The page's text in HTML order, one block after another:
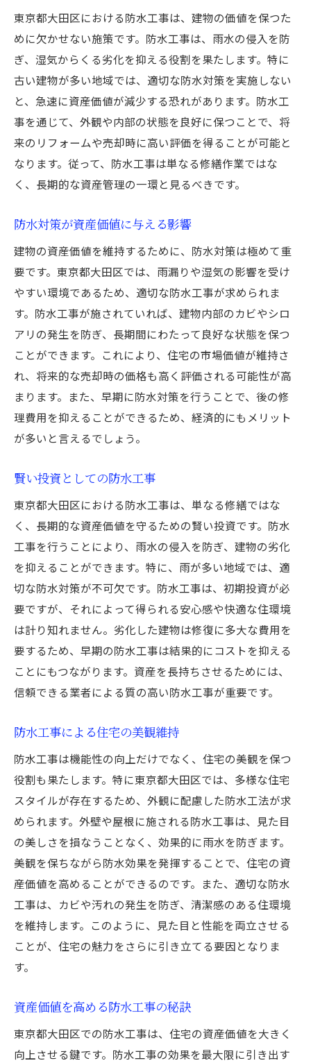
東京都大田区における防水工事は、建物の価値を保つた
めに欠かせない施策です。防水工事は、雨水の侵入を防
ぎ、湿気からくる劣化を抑える役割を果たします。特に
古い建物が多い地域では、適切な防水対策を実施しない
と、急速に資産価値が減少する恐れがあります。防水工
事を通じて、外観や内部の状態を良好に保つことで、将
来のリフォームや売却時に高い評価を得ることが可能と
なります。従って、防水工事は単なる修繕作業ではな
く、長期的な資産管理の一環と見るべきです。
防水対策が資産価値に与える影響
建物の資産価値を維持するために、防水対策は極めて重
要です。東京都大田区では、雨漏りや湿気の影響を受け
やすい環境であるため、適切な防水工事が求められま
す。防水工事が施されていれば、建物内部のカビやシロ
アリの発生を防ぎ、長期間にわたって良好な状態を保つ
ことができます。これにより、住宅の市場価値が維持さ
れ、将来的な売却時の価格も高く評価される可能性が高
まります。また、早期に防水対策を行うことで、後の修
理費用を抑えることができるため、経済的にもメリット
が多いと言えるでしょう。
賢い投資としての防水工事
東京都大田区における防水工事は、単なる修繕ではな
く、長期的な資産価値を守るための賢い投資です。防水
工事を行うことにより、雨水の侵入を防ぎ、建物の劣化
を抑えることができます。特に、雨が多い地域では、適
切な防水対策が不可欠です。防水工事は、初期投資が必
要ですが、それによって得られる安心感や快適な住環境
は計り知れません。劣化した建物は修復に多大な費用を
要するため、早期の防水工事は結果的にコストを抑える
ことにもつながります。資産を長持ちさせるためには、
信頼できる業者による質の高い防水工事が重要です。
防水工事による住宅の美観維持
防水工事は機能性の向上だけでなく、住宅の美観を保つ
役割も果たします。特に東京都大田区では、多様な住宅
スタイルが存在するため、外観に配慮した防水工法が求
められます。外壁や屋根に施される防水工事は、見た目
の美しさを損なうことなく、効果的に雨水を防ぎます。
美観を保ちながら防水効果を発揮することで、住宅の資
産価値を高めることができるのです。また、適切な防水
工事は、カビや汚れの発生を防ぎ、清潔感のある住環境
を維持します。このように、見た目と性能を両立させる
ことが、住宅の魅力をさらに引き立てる要因となりま
す。
資産価値を高める防水工事の秘訣
東京都大田区での防水工事は、住宅の資産価値を大きく
向上させる鍵です。防水工事の効果を最大限に引き出す